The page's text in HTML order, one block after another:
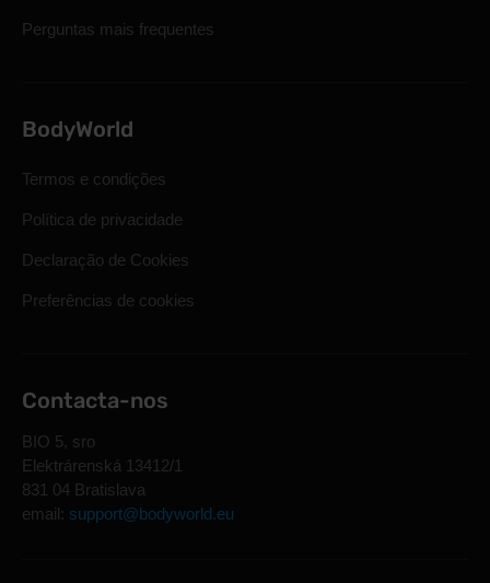
Perguntas mais frequentes
BodyWorld
Termos e condições
Política de privacidade
Declaração de Cookies
Preferências de cookies
Contacta-nos
BIO 5, sro
Elektrárenská 13412/1
831 04 Bratislava
email: support@bodyworld.eu